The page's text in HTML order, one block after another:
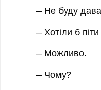
– Не буду
– Хотіли б
– Можливо.
– Чому?